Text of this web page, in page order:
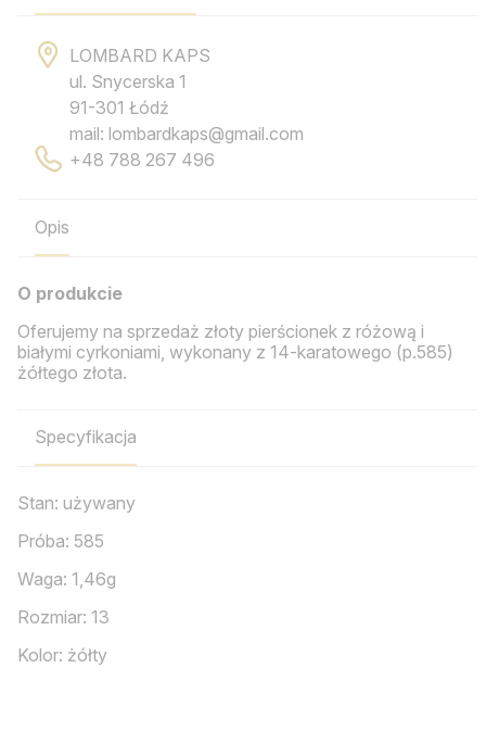
LOMBARD KAPS
ul. Snycerska 1
91-301 Łódź
mail: lombardkaps@gmail.com
+48 788 267 496
Opis
O produkcie
Oferujemy na sprzedaż złoty pierścionek z różową i
białymi cyrkoniami, wykonany z 14-karatowego (p.585)
żółtego złota.
Specyfikacja
Stan: używany
Próba: 585
Waga: 1,46g
Rozmiar: 13
Kolor: żółty